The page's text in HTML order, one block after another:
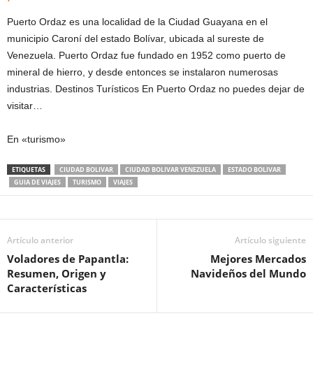
Puerto Ordaz es una localidad de la Ciudad Guayana en el
municipio Caroní del estado Bolívar, ubicada al sureste de
Venezuela. Puerto Ordaz fue fundado en 1952 como puerto de
mineral de hierro, y desde entonces se instalaron numerosas
industrias. Destinos Turísticos En Puerto Ordaz no puedes dejar de
visitar…
En «turismo»
ETIQUETAS CIUDAD BOLIVAR CIUDAD BOLIVAR VENEZUELA
ESTADO BOLIVAR
GUIA DE VIAJES
TURISMO VIAJES
Artículo anterior
Voladores de Papantla:
Resumen, Origen y
Características
Artículo siguiente
Mejores Mercados
Navideños del Mundo